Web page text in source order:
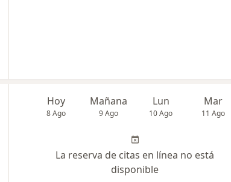
Hoy
8 Ago
Mañana
9 Ago
Lun
10 Ago
Mar
11 Ago
La reserva de citas en línea no está
disponible